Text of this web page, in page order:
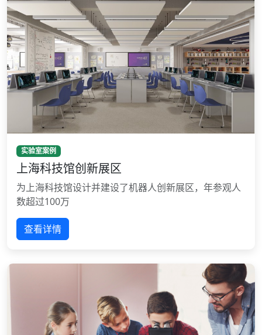
实验室案例
上海科技馆创新展区
为上海科技馆设计并建设了机器人创新展区，年参观人
数超过100万
查看详情